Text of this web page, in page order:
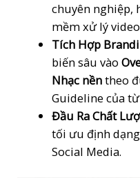
chuyên nghiệp,
mềm xử lý video
Tích Hợp
biến sâu vào
Nhạc nềntheo
Guideline của
Đầu Ra Chất
tối ưu định dạng
Social Media.